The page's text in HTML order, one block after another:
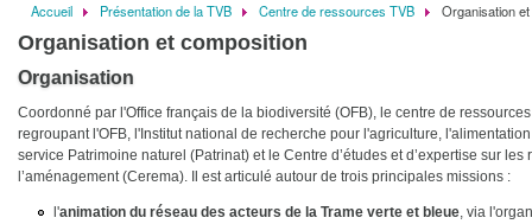
Fil
d'Ariane
Accueil Présentation de la TVB Centre de ressources TVB Organisation
Organisation et composition
Organisation
Coordonné par l'Office français de la biodiversité (OFB), le centre de
regroupant l'OFB, l'Institut national de recherche pour l'agriculture,
service Patrimoine naturel (Patrinat) et le Centre d’études et d’expertise sur
l’aménagement (Cerema). Il est articulé autour de trois principales missions :
l'animation du réseau des acteurs de la Trame verte et bleue, via